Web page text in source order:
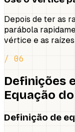
Depois de ter as
parábola
vértice e as raízes
/ 06
Definições
Equação
Definição de